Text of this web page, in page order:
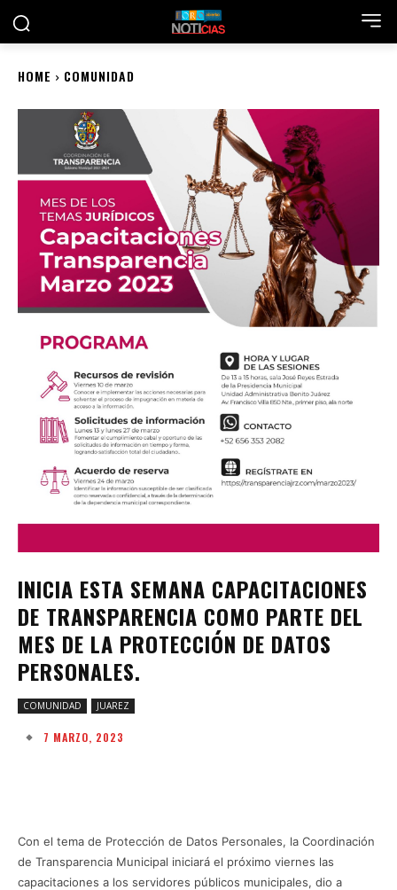
HOME COMUNIDAD
INICIA ESTA SEMANA CAPACITACIONES
DE TRANSPARENCIA COMO PARTE DEL
MES DE LA PROTECCIÓN DE DATOS
PERSONALES.
COMUNIDAD JUAREZ
7 MARZO, 2023
Con el tema de Protección de Datos Personales, la Coordinación
de Transparencia Municipal iniciará el próximo viernes las
capacitaciones a los servidores públicos municipales, dio a